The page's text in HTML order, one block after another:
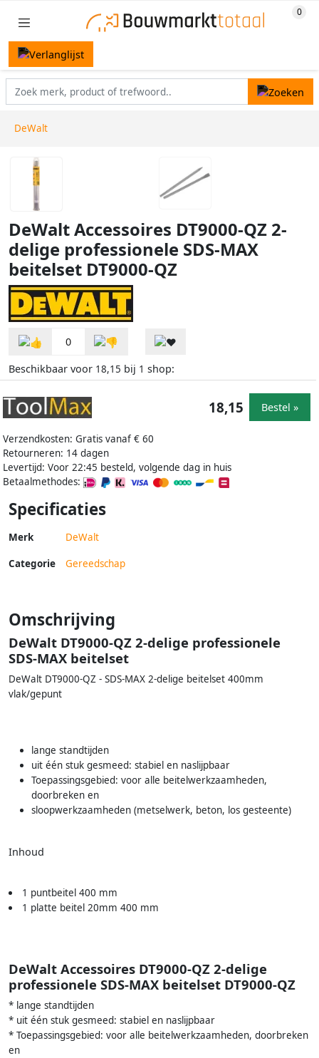
DeWalt
DeWalt Accessoires DT9000-QZ 2-
delige professionele SDS-MAX
beitelset DT9000-QZ
0
Beschikbaar voor 18,15 bij 1 shop:
Verzendkosten: Gratis vanaf € 60
Retourneren: 14 dagen
Levertijd: Voor 22:45 besteld, volgende dag in huis
Betaalmethodes:
18,15 Bestel »
Specificaties
Merk DeWalt
Categorie Gereedschap
Omschrijving
DeWalt DT9000-QZ 2-delige professionele
SDS-MAX beitelset
DeWalt DT9000-QZ - SDS-MAX 2-delige beitelset 400mm
vlak/gepunt
lange standtijden
uit één stuk gesmeed: stabiel en naslijpbaar
Toepassingsgebied: voor alle beitelwerkzaamheden,
doorbreken en
sloopwerkzaamheden (metselwerk, beton, los gesteente)
Inhoud
1 puntbeitel 400 mm
1 platte beitel 20mm 400 mm
DeWalt Accessoires DT9000-QZ 2-delige
professionele SDS-MAX beitelset DT9000-QZ
* lange standtijden
* uit één stuk gesmeed: stabiel en naslijpbaar
* Toepassingsgebied: voor alle beitelwerkzaamheden, doorbreken
en